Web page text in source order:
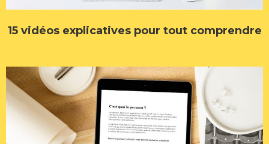
15 vidéos explicatives pour tout comprendre